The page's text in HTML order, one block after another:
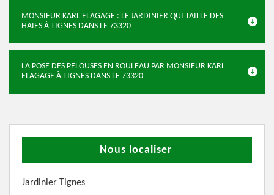
MONSIEUR KARL ELAGAGE : LE JARDINIER QUI TAILLE DES
HAIES À TIGNES DANS LE 73320
LA POSE DES PELOUSES EN ROULEAU PAR MONSIEUR KARL
ELAGAGE À TIGNES DANS LE 73320
Nous localiser
Jardinier Tignes